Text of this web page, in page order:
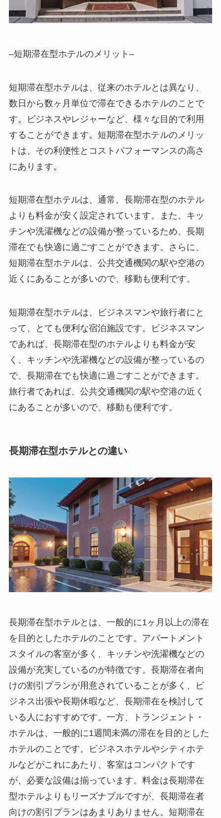
–短期滞在型ホテルのメリット –
短期滞在型ホテルは、従来のホテルとは異なり、
数日から数ヶ月単位で滞在できるホテルのことで
す。ビジネスやレジャーなど、様々な目的で利用
することができます。短期滞在型ホテルのメリッ
トは、その利便性とコストパフォーマンスの高さ
にあります。
短期滞在型ホテルは、通常、長期滞在型のホテル
よりも料金が安く設定されています。また、キッ
チンや洗濯機などの設備が整っているため、長期
滞在でも快適に過ごすことができます。さらに、
短期滞在型ホテルは、公共交通機関の駅や空港の
近くにあることが多いので、移動も便利です。
短期滞在型ホテルは、ビジネスマンや旅行者にと
って、とても便利な宿泊施設です。ビジネスマン
であれば、長期滞在型のホテルよりも料金が安
く、キッチンや洗濯機などの設備が整っているの
で、長期滞在でも快適に過ごすことができます。
旅行者であれば、公共交通機関の駅や空港の近く
にあることが多いので、移動も便利です。
長期滞在型ホテルとの違い
長期滞在型ホテルとは、一般的に1ヶ月以上の滞在
を目的としたホテルのことです。アパートメント
スタイルの客室が多く、キッチンや洗濯機などの
設備が充実しているのが特徴です。長期滞在者向
けの割引プランが用意されていることが多く、ビ
ジネス出張や長期休暇など、長期滞在を検討して
いる人におすすめです。一方、
トランジェント・
ホテルは、一般的に1週間未満の滞在を目的とした
ホテルのことです。ビジネスホテルやシティホテ
ルなどがこれにあたり、客室はコンパクトです
が、必要な設備は揃っています。料金は長期滞在
型ホテルよりもリーズナブルですが、長期滞在者
向けの割引プランはあまりありません。短期滞在